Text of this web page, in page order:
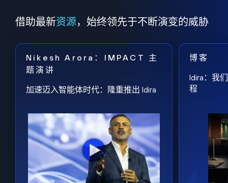
借助最新资源，始终领先于不断演变的威胁
Nikesh Arora：IMPACT 主
题演讲
加速迈入智能体时代：隆重推出 Idira
博客
Idira：我
程